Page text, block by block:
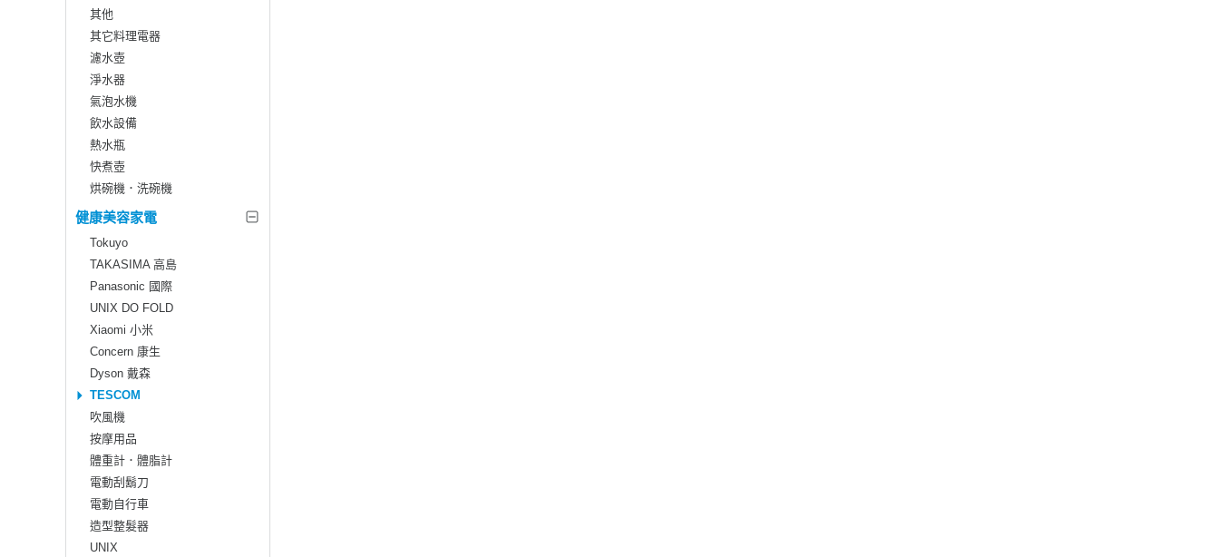
其他
其它料理電器
濾水壺
淨水器
氣泡水機
飲水設備
熱水瓶
快煮壺
烘碗機．洗碗機
健康美容家電
Tokuyo
TAKASIMA 高島
Panasonic 國際
UNIX DO FOLD
Xiaomi 小米
Concern 康生
Dyson 戴森
TESCOM
吹風機
按摩用品
體重計．體脂計
電動刮鬍刀
電動自行車
造型整髮器
UNIX